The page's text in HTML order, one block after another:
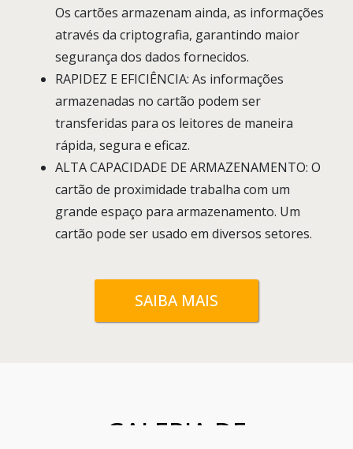
Os cartões armazenam ainda, as informações
através da criptografia, garantindo maior
segurança dos dados fornecidos.
RAPIDEZ E EFICIÊNCIA: As informações
armazenadas no cartão podem ser
transferidas para os leitores de maneira
rápida, segura e eficaz.
ALTA CAPACIDADE DE ARMAZENAMENTO: O
cartão de proximidade trabalha com um
grande espaço para armazenamento. Um
cartão pode ser usado em diversos setores.
SAIBA MAIS
GALERIA DE